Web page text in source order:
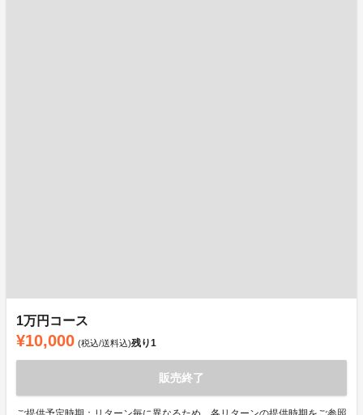
1万円コース
¥10,000 (税込/送料込)残り1
販売終了